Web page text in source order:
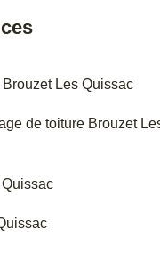
Les Quissac
de toiture Brouzet